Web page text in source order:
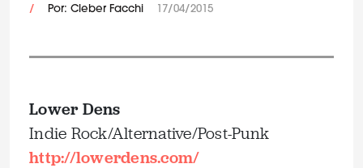
/ Por: Cleber Facchi 17/04/2015
Lower Dens
Indie Rock/Alternative/Post-Punk
http://lowerdens.com/